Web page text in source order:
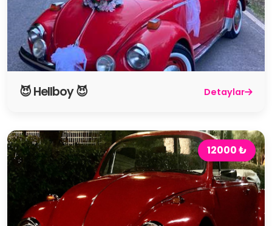
😈 Hellboy 😈 Detaylar
12000 ₺